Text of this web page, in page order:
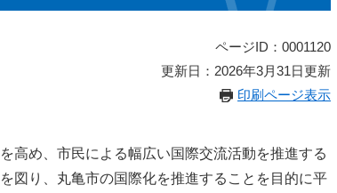
ページID：0001120
更新日：2026年3月31日更新
印刷ページ表示
高め、市民による幅広い国際交流活動を推進する
図り、丸亀市の国際化を推進することを目的に平